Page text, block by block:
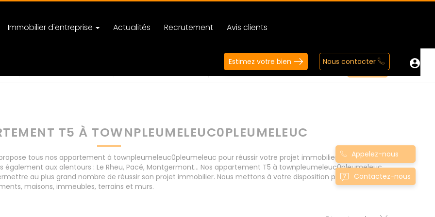
Immobilier d'entreprise Actualités Recrutement Avis clients
Estimez votre bien Nous contacter
T5 À TOWNPLEUMELEUC0PLEUMELEUC
tous nos appartement à townpleumeleuc0pleumeleuc pour réussir votre projet immobilier d' achat.
également aux alentours : Le Rheu, Pacé, Montgermont... Nos appartement T5 à townpleumeleuc0pleumeleuc
au plus grand nombre de réussir son projet immobilier. Nous mettons à votre disposition parkings,
maisons, immeubles, terrains et murs.
Appelez-nous
Contactez-nous